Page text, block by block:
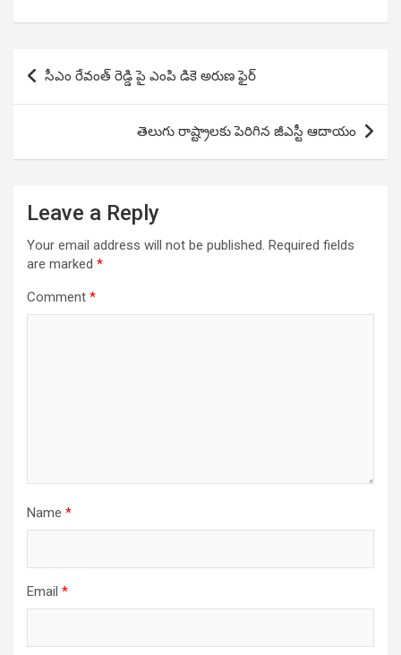
Post
navigation
సీఎం రేవంత్ రెడ్డి పై ఎంపి డికె అరుణ ఫైర్
తెలుగు రాష్ట్రాలకు పెరిగిన జీఎస్టీ ఆదాయం
Leave a Reply
Your email address will not be published. Required fields
are marked *
Comment *
Name *
Email *